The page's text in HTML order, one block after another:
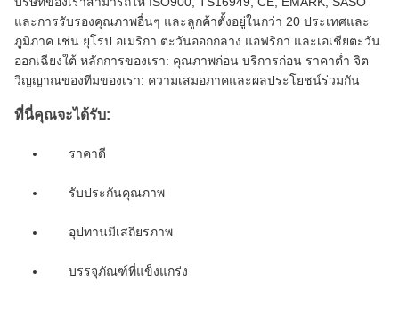
และการรับรองคุณภาพอื่นๆ และลูกค้าตั้งอยู่ในกว่า 20 ประเทศและ
ภูมิภาค เช่น ยุโรป อเมริกา ตะวันออกกลาง แอฟริกา และเอเชียตะวัน
ออกเฉียงใต้ หลักการของเรา: คุณภาพก่อน บริการก่อน ราคาต่ำ จิต
วิญญาณของทีมของเรา: ความเสมอภาคและผลประโยชน์ร่วมกัน
ที่นี่คุณจะได้รับ:
ราคาดี
รับประกันคุณภาพ
อุปทานมีเสถียรภาพ
บรรจุภัณฑ์ที่แข็งแกร่ง